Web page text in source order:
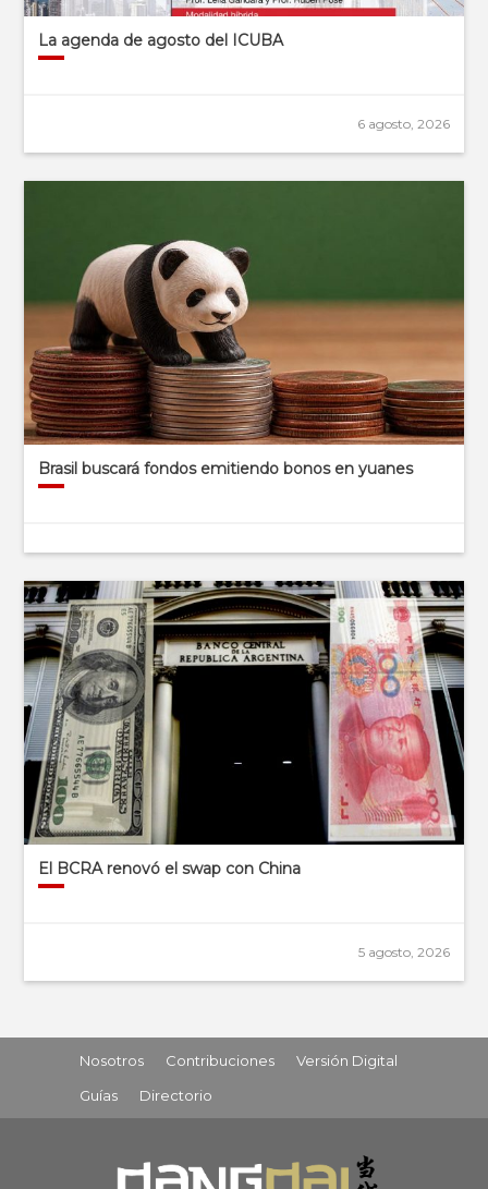
La agenda de agosto del ICUBA
6 agosto, 2026
Brasil buscará fondos emitiendo bonos en yuanes
El BCRA renovó el swap con China
5 agosto, 2026
Nosotros Contribuciones
Versión Digital
Guías
Directorio